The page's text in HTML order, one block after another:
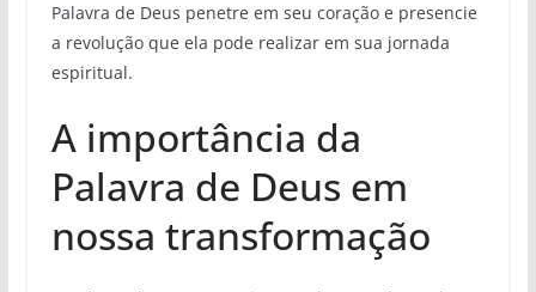
Palavra de Deus penetre em seu coração e presencie
a revolução que ela pode realizar em sua jornada
espiritual.
A importância da
Palavra de Deus em
nossa transformação